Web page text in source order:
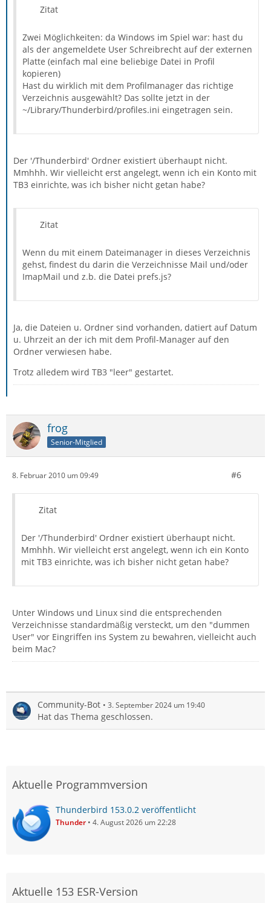
Zitat
Zwei Möglichkeiten: da Windows im Spiel war: hast du
als der angemeldete User Schreibrecht auf der externen
Platte (einfach mal eine beliebige Datei in Profil
kopieren)
Hast du wirklich mit dem Profilmanager das richtige
Verzeichnis ausgewählt? Das sollte jetzt in der
~/Library/Thunderbird/profiles.ini eingetragen sein.
Der '/Thunderbird' Ordner existiert überhaupt nicht.
Mmhhh. Wir vielleicht erst angelegt, wenn ich ein Konto mit
TB3 einrichte, was ich bisher nicht getan habe?
Zitat
Wenn du mit einem Dateimanager in dieses Verzeichnis
gehst, findest du darin die Verzeichnisse Mail und/oder
ImapMail und z.b. die Datei prefs.js?
Ja, die Dateien u. Ordner sind vorhanden, datiert auf Datum
u. Uhrzeit an der ich mit dem Profil-Manager auf den
Ordner verwiesen habe.
Trotz alledem wird TB3 "leer" gestartet.
frog
Senior-Mitglied
8. Februar 2010 um 09:49 #6
Zitat
Der '/Thunderbird' Ordner existiert überhaupt nicht.
Mmhhh. Wir vielleicht erst angelegt, wenn ich ein Konto
mit TB3 einrichte, was ich bisher nicht getan habe?
Unter Windows und Linux sind die entsprechenden
Verzeichnisse standardmäßig versteckt, um den "dummen
User" vor Eingriffen ins System zu bewahren, vielleicht auch
beim Mac?
Community-Bot 3. September 2024 um 19:40
Hat das Thema geschlossen.
Aktuelle Programmversion
Thunderbird 153.0.2 veröffentlicht
Thunder 4. August 2026 um 22:28
Aktuelle 153 ESR-Version